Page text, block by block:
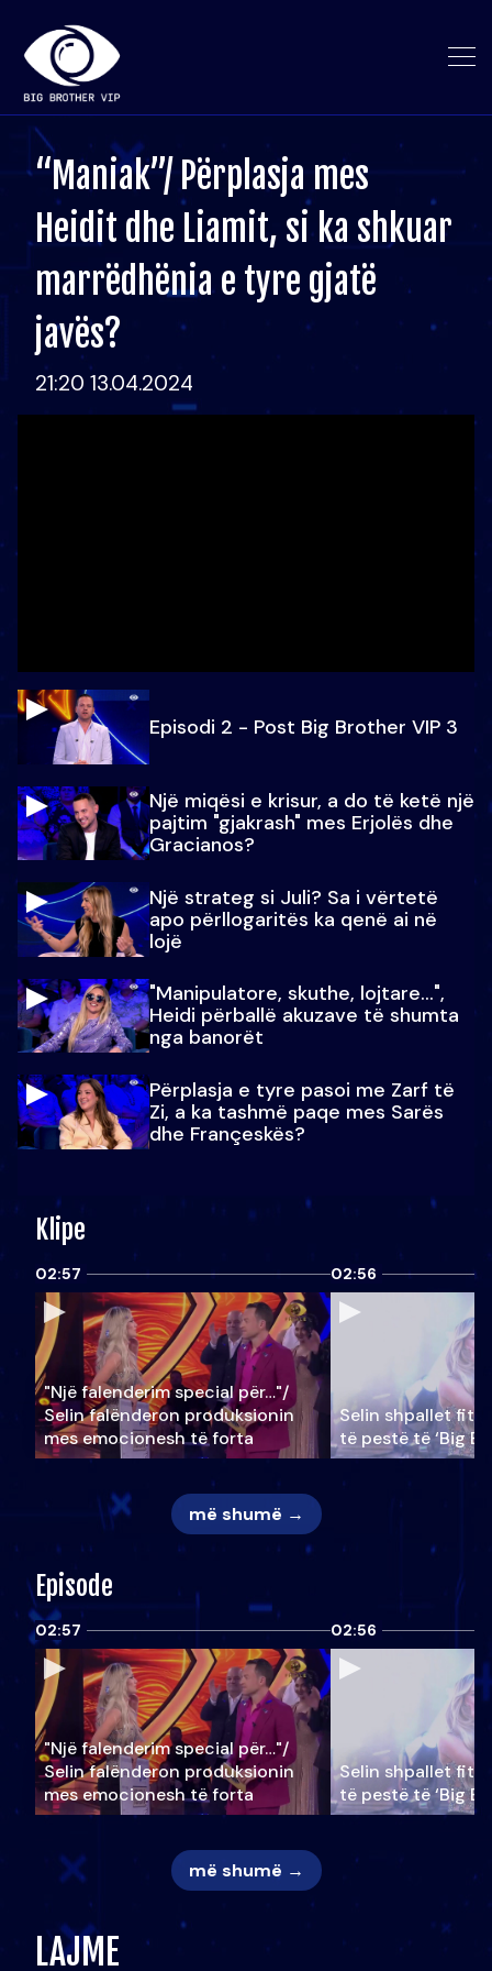
“Maniak”/ Përplasja mes
Heidit dhe Liamit, si ka shkuar
marrëdhënia e tyre gjatë
javës?
21:20 13.04.2024
Episodi 2 - Post Big Brother VIP 3
Një miqësi e krisur, a do të ketë një
pajtim "gjakrash" mes Erjolës dhe
Gracianos?
Një strateg si Juli? Sa i vërtetë
apo përllogaritës ka qenë ai në
lojë
"Manipulatore, skuthe, lojtare...",
Heidi përballë akuzave të shumta
nga banorët
Përplasja e tyre pasoi me Zarf të
Zi, a ka tashmë paqe mes Sarës
dhe Françeskës?
Klipe
02:57
"Një falenderim special për…"/
Selin falënderon produksionin
mes emocionesh të forta
02:56
Selin shpallet
të pestë të ‘Big
më shumë →
Episode
02:57
"Një falenderim special për…"/
Selin falënderon produksionin
mes emocionesh të forta
02:56
Selin shpallet
të pestë të ‘Big
më shumë →
LAJME